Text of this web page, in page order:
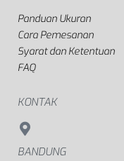
Panduan Ukuran
Cara Pemesanan
Syarat dan Ketentuan
FAQ
KONTAK
BANDUNG